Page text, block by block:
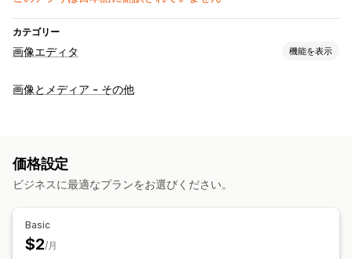
カテゴリー
画像エディタ 機能を表示
画像の最適化
ファイル名
サイズ変更
画像とメディア - その他
価格設定
ビジネスに最適なプランをお選びください。
Basic
$2/月